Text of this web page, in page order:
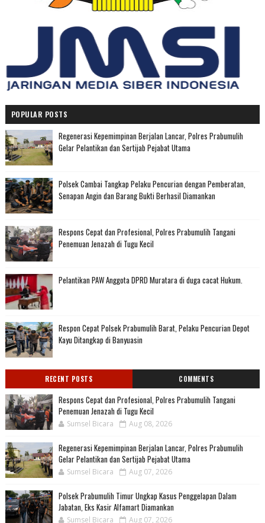
POPULAR POSTS
Regenerasi Kepemimpinan Berjalan Lancar, Polres Prabumulih
Gelar Pelantikan dan Sertijab Pejabat Utama
Polsek Cambai Tangkap Pelaku Pencurian dengan Pemberatan,
Senapan Angin dan Barang Bukti Berhasil Diamankan
Respons Cepat dan Profesional, Polres Prabumulih Tangani
Penemuan Jenazah di Tugu Kecil
Pelantikan PAW Anggota DPRD Muratara di duga cacat Hukum.
Respon Cepat Polsek Prabumulih Barat, Pelaku Pencurian Depot
Kayu Ditangkap di Banyuasin
RECENT POSTS COMMENTS
Respons Cepat dan Profesional, Polres Prabumulih Tangani
Penemuan Jenazah di Tugu Kecil
Sumsel Bicara Aug 08, 2026
Regenerasi Kepemimpinan Berjalan Lancar, Polres Prabumulih
Gelar Pelantikan dan Sertijab Pejabat Utama
Sumsel Bicara Aug 07, 2026
Polsek Prabumulih Timur Ungkap Kasus Penggelapan Dalam
Jabatan, Eks Kasir Alfamart Diamankan
Sumsel Bicara Aug 07, 2026